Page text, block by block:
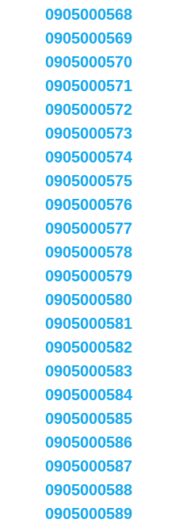
0905000568
0905000569
0905000570
0905000571
0905000572
0905000573
0905000574
0905000575
0905000576
0905000577
0905000578
0905000579
0905000580
0905000581
0905000582
0905000583
0905000584
0905000585
0905000586
0905000587
0905000588
0905000589